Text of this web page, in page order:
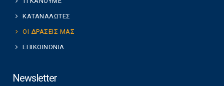
ΚΑΤΑΝΑΛΩΤΕΣ
ΟΙ ΔΡΑΣΕΙΣ ΜΑΣ
ΕΠΙΚΟΙΝΩΝΙΑ
Newsletter